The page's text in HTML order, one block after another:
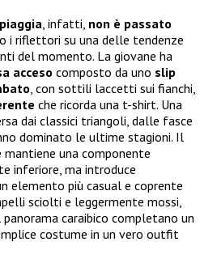
, infatti, non è passato
i riflettori su una delle tendenze
del momento. La giovane ha
acceso composto da uno slip
, con sottili laccetti sui fianchi,
che ricorda una t-shirt. Una
dai classici triangoli, dalle fasce
dominato le ultime stagioni. Il
una componente
inferiore, ma introduce
elemento più casual e coprente
sciolti e leggermente mossi,
caraibico completano un
costume in un vero outfit